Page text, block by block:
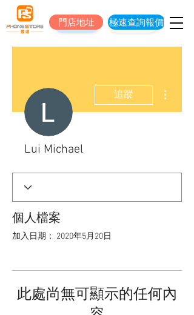
立即預約維修
門店地址
門店地址 極速查詢報價
追蹤
Lui Michael
個人檔案
加入日期： 2020年5月20日
此處尚無可顯示的任何內